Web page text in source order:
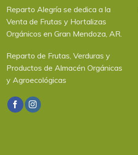
Reparto Alegría se dedica a la
Venta de Frutas y Hortalizas
Orgánicos en Gran Mendoza, AR.
Reparto de Frutas, Verduras y
Productos de Almacén Orgánicas
y Agroecológicas